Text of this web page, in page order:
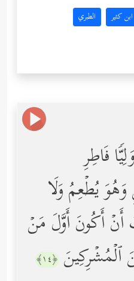
ابن كثير الطبري
فَاطِرِ
یُطۡعِمُ وَلَا
أَنۡ أَكُونَ أَوَّلَ مَنۡ
ٱلۡمُشۡرِكِینَ ﴿١٤﴾